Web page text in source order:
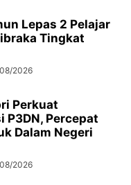
Lepas 2 Pelajar
Tingkat
2026
Perkuat
P3DN, Percepat
Dalam Negeri
2026